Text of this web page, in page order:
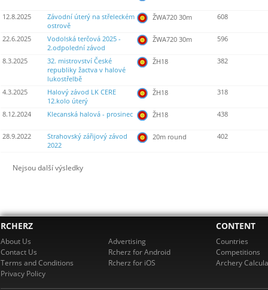
12.8.2025
Závodní úterý na střeleckém
ostrově
ŽWA720 30m 608
22.6.2025
Vodolská terčová 2025 -
2.odpolední závod
ŽWA720 30m 596
8.3.2025
32. mistrovství České
republiky žactva v halové
lukostřelbě
ŽH18 382
4.3.2025
Halový závod LK CERE
12.kolo úterý
ŽH18 318
8.12.2024 Klecanská halová - prosinec ŽH18 438
28.9.2022
Strahovský zářijový závod
2022
20m round 402
Nejsou další výsledky
RCHERZ
About Us
Contact Us
Terms and Conditions
Privacy Policy
Advertising
Rcherz for Android
Rcherz for iOS
CONTENT
Countries
Competitions
Archery